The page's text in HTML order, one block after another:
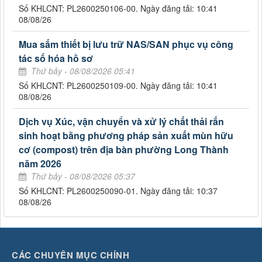
Số KHLCNT: PL2600250106-00. Ngày đăng tải: 10:41
08/08/26
Mua sắm thiết bị lưu trữ NAS/SAN phục vụ công
tác số hóa hồ sơ
Thứ bảy - 08/08/2026 05:41
Số KHLCNT: PL2600250109-00. Ngày đăng tải: 10:41
08/08/26
Dịch vụ Xúc, vận chuyển và xử lý chất thải rắn
sinh hoạt bằng phương pháp sản xuất mùn hữu
cơ (compost) trên địa bàn phường Long Thành
năm 2026
Thứ bảy - 08/08/2026 05:37
Số KHLCNT: PL2600250090-01. Ngày đăng tải: 10:37
08/08/26
CÁC CHUYÊN MỤC CHÍNH